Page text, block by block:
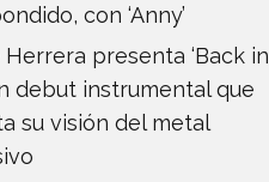
con ‘Anny’
presenta ‘Back in
debut instrumental que
su visión del metal